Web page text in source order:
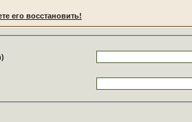
его восстановить!